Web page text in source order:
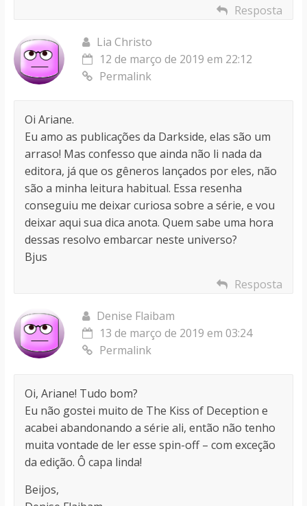
Resposta
Lia Christo
12 de março de 2019 em 22:12
Permalink
Oi Ariane.
Eu amo as publicações da Darkside, elas são um
arraso! Mas confesso que ainda não li nada da
editora, já que os gêneros lançados por eles, não
são a minha leitura habitual. Essa resenha
conseguiu me deixar curiosa sobre a série, e vou
deixar aqui sua dica anota. Quem sabe uma hora
dessas resolvo embarcar neste universo?
Bjus
Resposta
Denise Flaibam
13 de março de 2019 em 03:24
Permalink
Oi, Ariane! Tudo bom?
Eu não gostei muito de The Kiss of Deception e
acabei abandonando a série ali, então não tenho
muita vontade de ler esse spin-off – com exceção
da edição. Ô capa linda!
Beijos,